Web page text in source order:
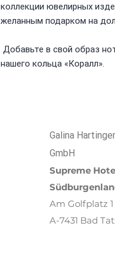
коллекции ювелирных
желанным подарком на
Добавьте в свой образ
нашего кольца «Коралл».
Galina
GmbH
Supreme
Am Golfplatz 1
A-7431 Bad